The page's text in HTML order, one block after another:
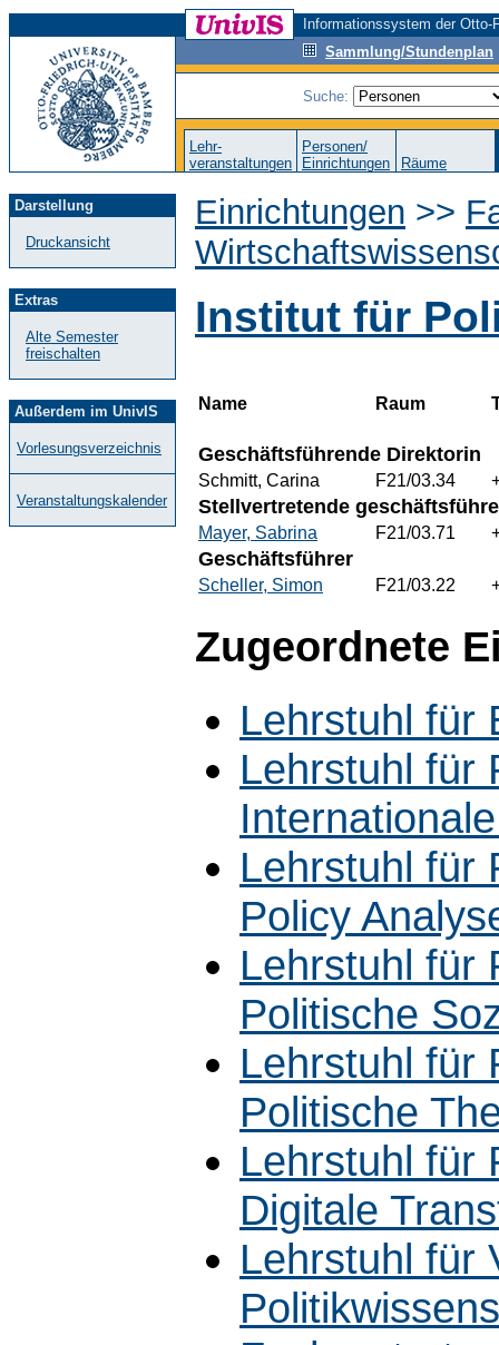
Informationssystem der
Sammlung/Stundenplan
Suche:
Lehr-
veranstaltungen
Personen/
Einrichtungen
Räume
Darstellung
Druckansicht
Extras
Alte Semester
freischalten
Außerdem im UnivIS
Vorlesungsverzeichnis
Veranstaltungskalender
Einrichtungen >>
Institut für
Name Raum
Geschäftsführende Direktorin
Schmitt, Carina F21/03.34
Stellvertretende
Mayer, Sabrina F21/03.71
Geschäftsführer
Scheller, Simon F21/03.22
Zugeordnete
Lehrstuhl für
Lehrstuhl für
Lehrstuhl für
Policy
Lehrstuhl für
Politische
Lehrstuhl für
Politische
Lehrstuhl für
Digitale
Lehrstuhl für